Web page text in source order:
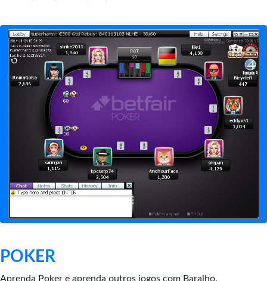
POKER
Aprenda Poker e aprenda outros jogos com Baralho.